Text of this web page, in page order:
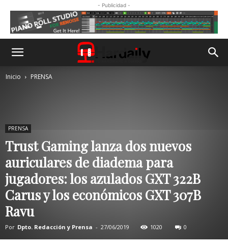
- Publicidad -
Inicio PRENSA
PRENSA
Trust Gaming lanza dos nuevos
auriculares de diadema para
jugadores: los azulados GXT 322B
Carus y los económicos GXT 307B
Ravu
Por Dpto. Redacción y Prensa - 27/06/2019 1020 0